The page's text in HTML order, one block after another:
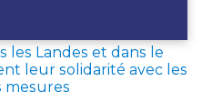
les Landes et dans le
leur solidarité avec les
mesures